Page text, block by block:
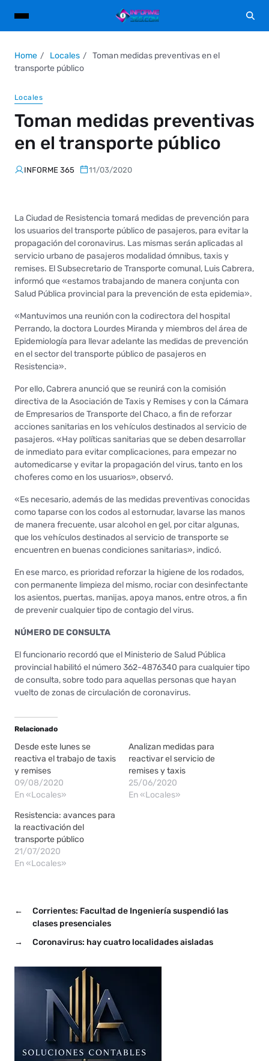
Home Locales
Toman medidas preventivas en el
transporte público
Locales
Toman medidas preventivas
en el transporte público
INFORME 365 11/03/2020
La Ciudad de Resistencia tomará medidas de prevención para
los usuarios del transporte público de pasajeros, para evitar la
propagación del coronavirus. Las mismas serán aplicadas al
servicio urbano de pasajeros modalidad ómnibus, taxis y
remises. El Subsecretario de Transporte comunal, Luis Cabrera,
informó que «estamos trabajando de manera conjunta con
Salud Pública provincial para la prevención de esta epidemia».
«Mantuvimos una reunión con la codirectora del hospital
Perrando, la doctora Lourdes Miranda y miembros del área de
Epidemiología para llevar adelante las medidas de prevención
en el sector del transporte público de pasajeros en
Resistencia».
Por ello, Cabrera anunció que se reunirá con la comisión
directiva de la Asociación de Taxis y Remises y con la Cámara
de Empresarios de Transporte del Chaco, a fin de reforzar
acciones sanitarias en los vehículos destinados al servicio de
pasajeros. «Hay políticas sanitarias que se deben desarrollar
de inmediato para evitar complicaciones, para empezar no
automedicarse y evitar la propagación del virus, tanto en los
choferes como en los usuarios», observó.
«Es necesario, además de las medidas preventivas conocidas
como taparse con los codos al estornudar, lavarse las manos
de manera frecuente, usar alcohol en gel, por citar algunas,
que los vehículos destinados al servicio de transporte se
encuentren en buenas condiciones sanitarias», indicó.
En ese marco, es prioridad reforzar la higiene de los rodados,
con permanente limpieza del mismo, rociar con desinfectante
los asientos, puertas, manijas, apoya manos, entre otros, a fin
de prevenir cualquier tipo de contagio del virus.
NÚMERO DE CONSULTA
El funcionario recordó que el Ministerio de Salud Pública
provincial habilitó el número 362-4876340 para cualquier tipo
de consulta, sobre todo para aquellas personas que hayan
vuelto de zonas de circulación de coronavirus.
Relacionado
Desde este lunes se
reactiva el trabajo de taxis
y remises
09/08/2020
En «Locales»
Analizan medidas para
reactivar el servicio de
remises y taxis
25/06/2020
En «Locales»
Resistencia: avances para
la reactivación del
transporte público
21/07/2020
En «Locales»
←
Corrientes: Facultad de Ingeniería suspendió las
clases presenciales
→
Coronavirus: hay cuatro localidades aisladas